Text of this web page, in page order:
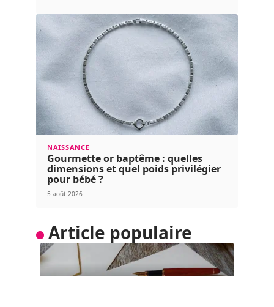
NAISSANCE
Gourmette or baptême : quelles
dimensions et quel poids privilégier
pour bébé ?
5 août 2026
Article populaire